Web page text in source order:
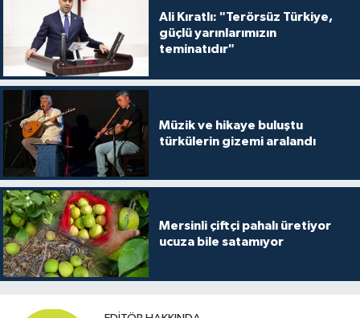
Ali Kıratlı: "Terörsüz Türkiye,
güçlü yarınlarımızın
teminatıdır"
Müzik ve hikaye buluştu
türkülerin gizemi aralandı
Mersinli çiftçi pahalı üretiyor
ucuza bile satamıyor